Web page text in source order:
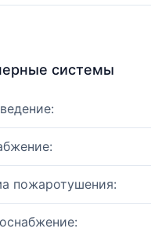
системы
пожаротушения: